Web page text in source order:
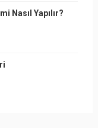
Nasıl Yapılır?